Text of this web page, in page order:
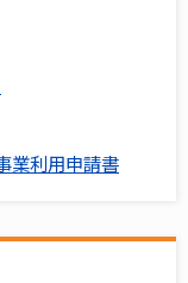
業利用申請書